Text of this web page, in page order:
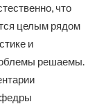
что
целым рядом
и
решаемы.